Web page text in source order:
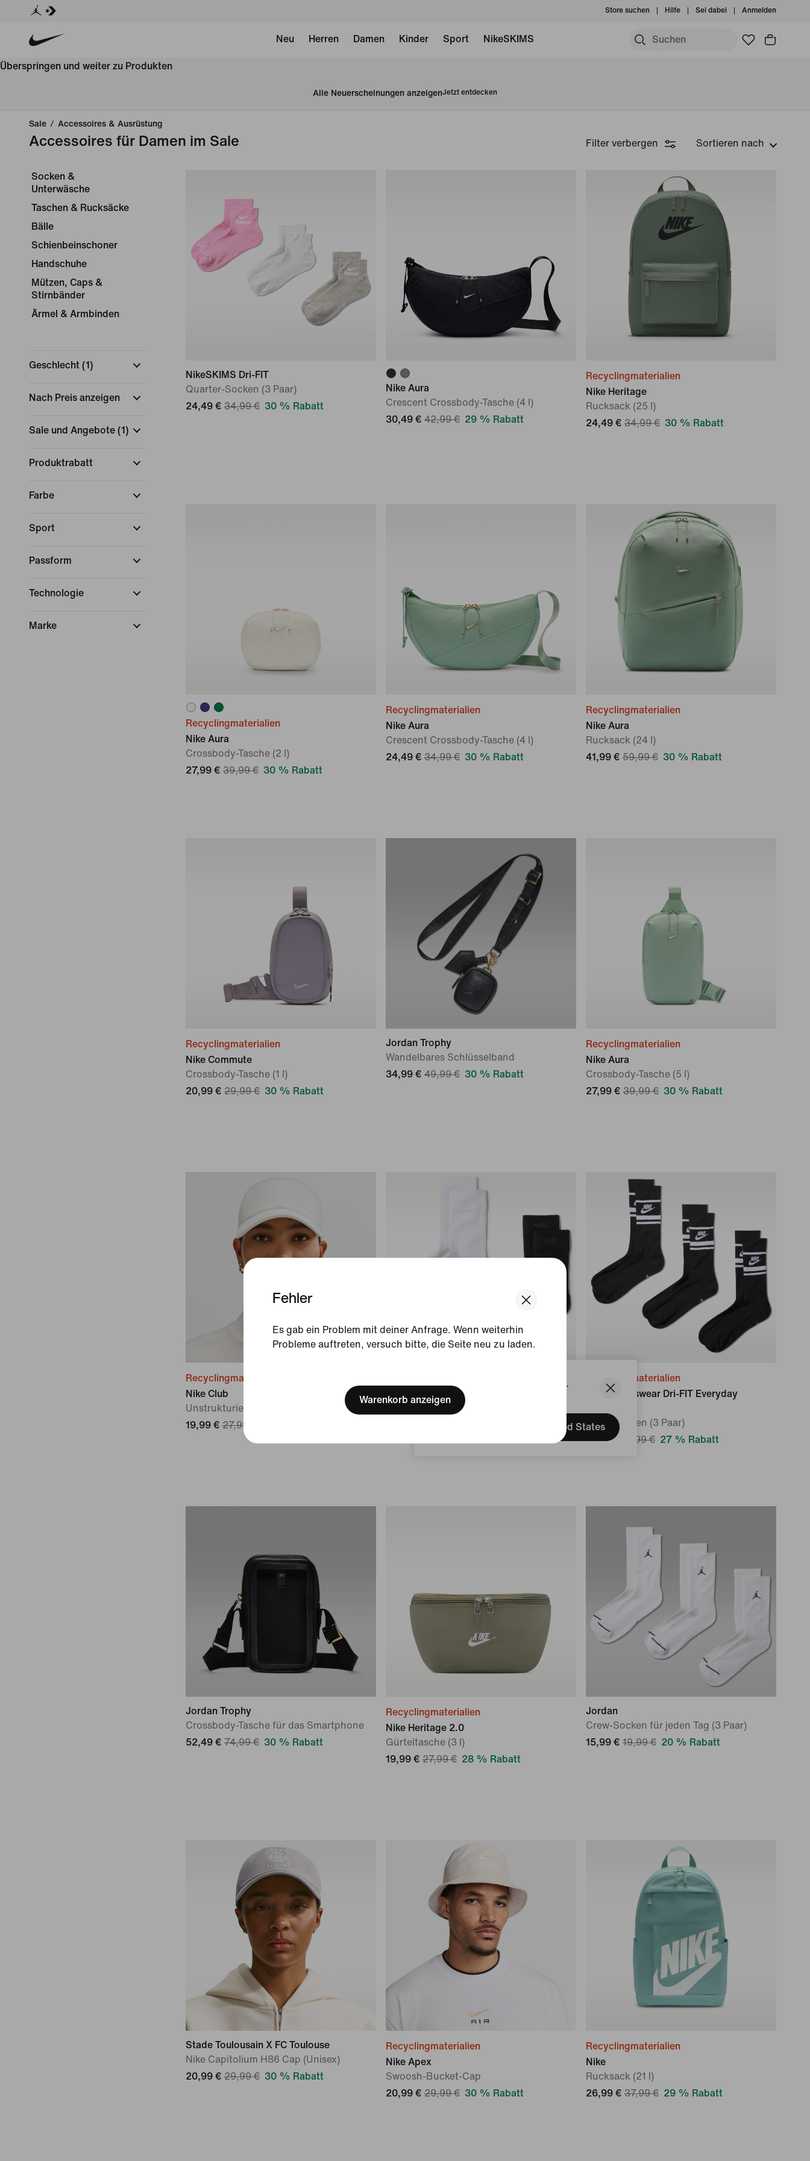
We think you are in United States.
Update your location?
United States
Fehler
Es gab ein Problem mit deiner Anfrage. Wenn weiterhin
Probleme auftreten, versuch bitte, die Seite neu zu laden.
Warenkorb anzeigen
Store suchen Hilfe Sei dabei Anmelden
Neu Herren Damen Kinder Sport NikeSKIMS
Überspringen und weiter zu Produkten
Alle Neuerscheinungen anzeigenJetzt entdecken
Sale / Accessoires & Ausrüstung
Accessoires für Damen im Sale Filter verbergen Sortieren nach
Socken &
Unterwäsche
Taschen & Rucksäcke
Bälle
Schienbeinschoner
Handschuhe
Mützen, Caps &
Stirnbänder
Ärmel & Armbinden
Geschlecht (1)
Nach Preis anzeigen
Sale und Angebote (1)
Produktrabatt
Farbe
Sport
Passform
Technologie
Marke
NikeSKIMS Dri-FIT
Quarter-Socken (3 Paar)
24,49 € 34,99 € 30 % Rabatt
Nike Aura
Crescent Crossbody-Tasche (4 l)
30,49 € 42,99 € 29 % Rabatt
Recyclingmaterialien
Nike Heritage
Rucksack (25 l)
24,49 € 34,99 € 30 % Rabatt
Recyclingmaterialien
Nike Aura
Crossbody-Tasche (2 l)
27,99 € 39,99 € 30 % Rabatt
Recyclingmaterialien
Nike Aura
Crescent Crossbody-Tasche (4 l)
24,49 € 34,99 € 30 % Rabatt
Recyclingmaterialien
Nike Aura
Rucksack (24 l)
41,99 € 59,99 € 30 % Rabatt
Recyclingmaterialien
Nike Commute
Crossbody-Tasche (1 l)
20,99 € 29,99 € 30 % Rabatt
Jordan Trophy
Wandelbares Schlüsselband
34,99 € 49,99 € 30 % Rabatt
Recyclingmaterialien
Nike Aura
Crossbody-Tasche (5 l)
27,99 € 39,99 € 30 % Rabatt
Recyclingmaterialien
Nike Club
Unstrukturierte Cap
19,99 € 27,99 €
Leichte Crew-Socken (Damen, 2 Paar)
17,99 € 27 % Rabatt
Recyclingmaterialien
Nike Sportswear Dri-FIT Everyday
Crew-Socken (3 Paar)
12,99 €
17,99 € 27 % Rabatt
Jordan Trophy
Crossbody-Tasche für das Smartphone
52,49 € 74,99 € 30 % Rabatt
Recyclingmaterialien
Nike Heritage 2.0
Gürteltasche (3 l)
19,99 € 27,99 € 28 % Rabatt
Jordan
Crew-Socken für jeden Tag (3 Paar)
15,99 € 19,99 € 20 % Rabatt
Stade Toulousain X FC Toulouse
Nike Capitolium H86 Cap (Unisex)
20,99 € 29,99 € 30 % Rabatt
Recyclingmaterialien
Nike Apex
Swoosh-Bucket-Cap
20,99 € 29,99 € 30 % Rabatt
Recyclingmaterialien
Nike
Rucksack (21 l)
26,99 € 37,99 € 29 % Rabatt